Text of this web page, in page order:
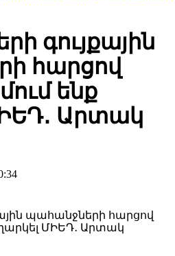
գույքային
հարցով
ենք
Արտակ